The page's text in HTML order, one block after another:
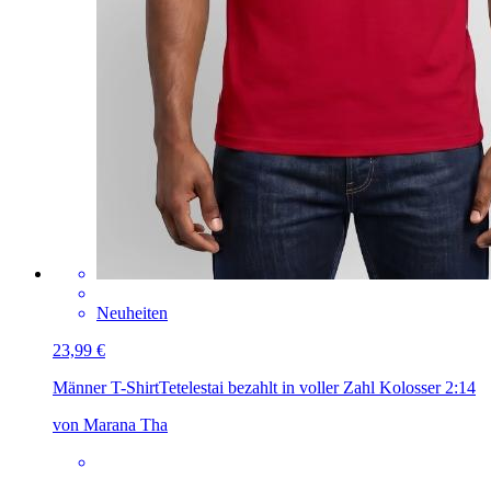
Neuheiten
23,99 €
Männer T-ShirtTetelestai bezahlt in voller Zahl Kolosser 2:14
von Marana Tha